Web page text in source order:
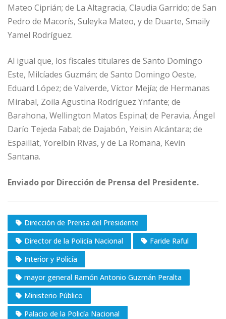
Mateo Ciprián; de La Altagracia, Claudia Garrido; de San
Pedro de Macorís, Suleyka Mateo, y de Duarte, Smaily
Yamel Rodríguez.
Al igual que, los fiscales titulares de Santo Domingo
Este, Milcíades Guzmán; de Santo Domingo Oeste,
Eduard López; de Valverde, Víctor Mejía; de Hermanas
Mirabal, Zoila Agustina Rodríguez Ynfante; de
Barahona, Wellington Matos Espinal; de Peravia, Ángel
Darío Tejeda Fabal; de Dajabón, Yeisin Alcántara; de
Espaillat, Yorelbin Rivas, y de La Romana, Kevin
Santana.
Enviado por Dirección de Prensa del Presidente.
Dirección de Prensa del Presidente
Director de la Policía Nacional
Faride Raful
Interior y Policía
mayor general Ramón Antonio Guzmán Peralta
Ministerio Público
Palacio de la Policía Nacional